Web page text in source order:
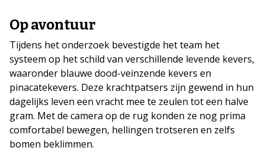
Op avontuur
Tijdens het onderzoek bevestigde het team het
systeem op het schild van verschillende levende kevers,
waaronder blauwe dood-veinzende kevers en
pinacatekevers. Deze krachtpatsers zijn gewend in hun
dagelijks leven een vracht mee te zeulen tot een halve
gram. Met de camera op de rug konden ze nog prima
comfortabel bewegen, hellingen trotseren en zelfs
bomen beklimmen.